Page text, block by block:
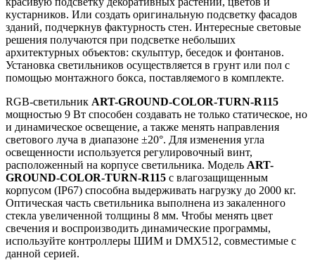
кустарников. Или создать оригинальную подсветку фасадов
зданий, подчеркнув фактурность стен. Интересные световые
решения получаются при подсветке небольших
архитектурных объектов: скульптур, беседок и фонтанов.
Установка светильников осуществляется в грунт или пол с
помощью монтажного бокса, поставляемого в комплекте.
RGB-светильник ART-GROUND-COLOR-TURN-R115
мощностью 9 Вт способен создавать не только статическое, но
и динамическое освещение, а также менять направления
светового луча в диапазоне ±20°. Для изменения угла
освещенности используется регулировочный винт,
расположенный на корпусе светильника. Модель ART-
GROUND-COLOR-TURN-R115 с влагозащищенным
корпусом (IP67) способна выдерживать нагрузку до 2000 кг.
Оптическая часть светильника выполнена из закаленного
стекла увеличенной толщины 8 мм. Чтобы менять цвет
свечения и воспроизводить динамические программы,
используйте контроллеры ШИМ и DMX512, совместимые с
данной серией.